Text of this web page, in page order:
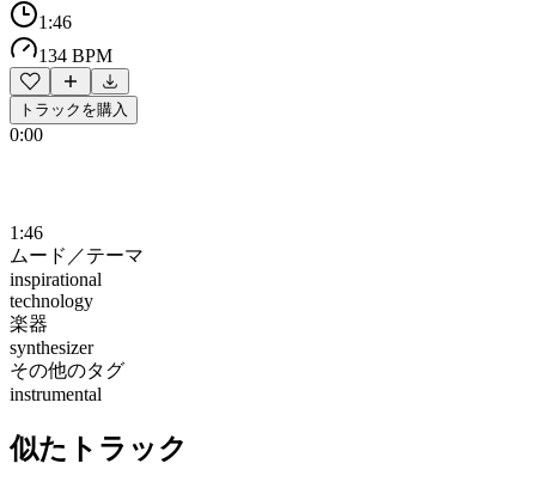
1:46
134 BPM
トラックを購入
0:00
1:46
ムード／テーマ
inspirational
technology
楽器
synthesizer
その他のタグ
instrumental
似たトラック